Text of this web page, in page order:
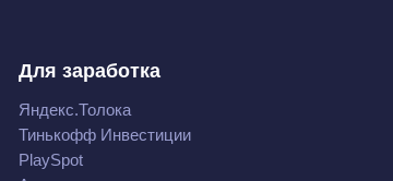
Для заработка
Яндекс.Толока
Тинькофф Инвестиции
PlaySpot